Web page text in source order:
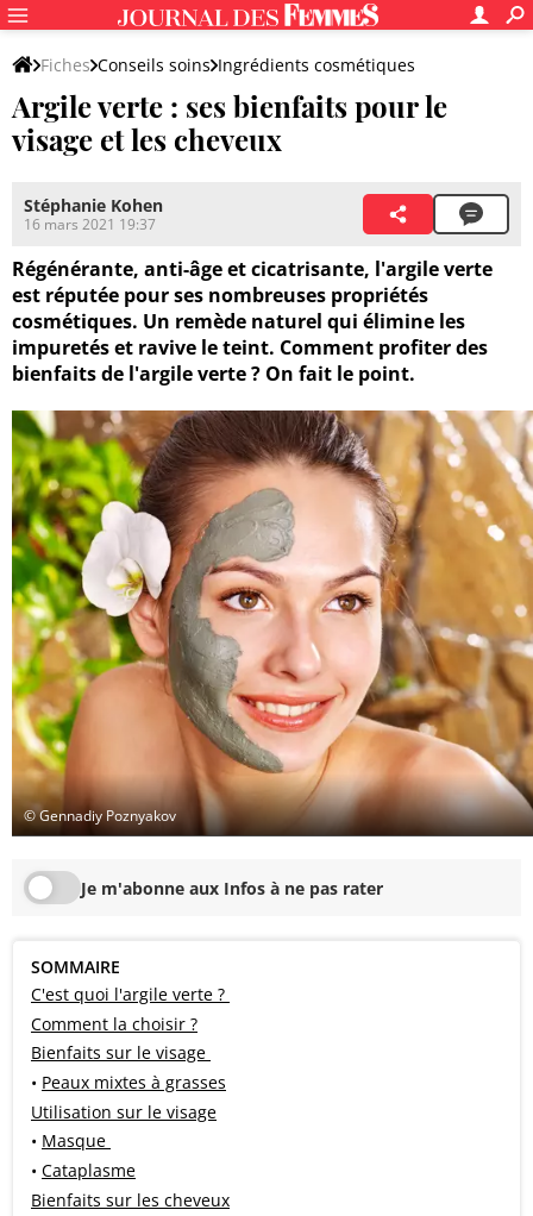
Fiches Conseils soins Ingrédients cosmétiques
Ingrédients cosmétiques naturels
Argile verte : ses bienfaits pour le
visage et les cheveux
Stéphanie Kohen
16 mars 2021 19:37
Régénérante, anti-âge et cicatrisante, l'argile verte
est réputée pour ses nombreuses propriétés
cosmétiques. Un remède naturel qui élimine les
impuretés et ravive le teint. Comment profiter des
bienfaits de l'argile verte ? On fait le point.
© Gennadiy Poznyakov
Je m'abonne aux Infos à ne pas rater
SOMMAIRE
C'est quoi l'argile verte ?
Comment la choisir ?
Bienfaits sur le visage
• Peaux mixtes à grasses
Utilisation sur le visage
• Masque
• Cataplasme
Bienfaits sur les cheveux